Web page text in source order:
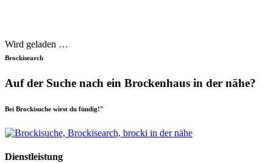
Wird geladen …
Brockisearch
Auf der Suche nach ein Brockenhaus in der nähe?
Bei Brockisuche wirst du fündig!"
Dienstleistung